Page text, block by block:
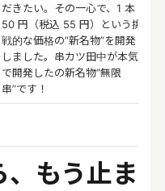
だきたい。その一心で、1 本
50 円（税込 55 円）という挑
戦的な価格の”新名物”を開発
しました。串カツ田中が本気
で開発したの新名物“無限
串”です！
もう止ま